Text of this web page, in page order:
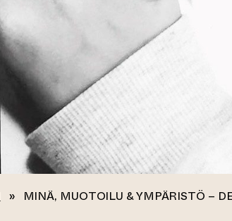
» MINÄ, MUOTOILU & YMPÄRISTÖ –